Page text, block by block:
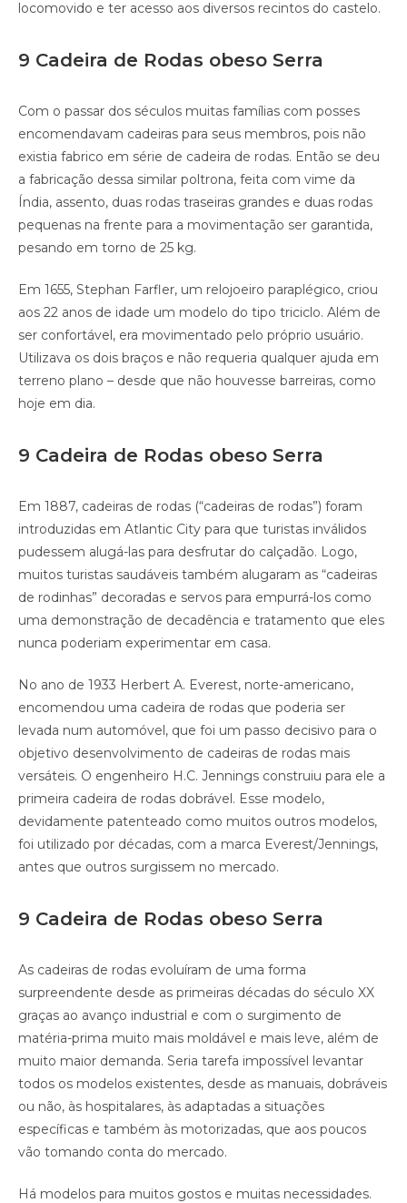
locomovido e ter acesso aos diversos recintos do castelo.
9 Cadeira de Rodas obeso Serra
Com o passar dos séculos muitas famílias com posses
encomendavam cadeiras para seus membros, pois não
existia fabrico em série de cadeira de rodas. Então se deu
a fabricação dessa similar poltrona, feita com vime da
Índia, assento, duas rodas traseiras grandes e duas rodas
pequenas na frente para a movimentação ser garantida,
pesando em torno de 25 kg.
Em 1655, Stephan Farfler, um relojoeiro paraplégico, criou
aos 22 anos de idade um modelo do tipo triciclo. Além de
ser confortável, era movimentado pelo próprio usuário.
Utilizava os dois braços e não requeria qualquer ajuda em
terreno plano – desde que não houvesse barreiras, como
hoje em dia.
9 Cadeira de Rodas obeso Serra
Em 1887, cadeiras de rodas (“cadeiras de rodas”) foram
introduzidas em Atlantic City para que turistas inválidos
pudessem alugá-las para desfrutar do calçadão. Logo,
muitos turistas saudáveis também alugaram as “cadeiras
de rodinhas” decoradas e servos para empurrá-los como
uma demonstração de decadência e tratamento que eles
nunca poderiam experimentar em casa.
No ano de 1933 Herbert A. Everest, norte-americano,
encomendou uma cadeira de rodas que poderia ser
levada num automóvel, que foi um passo decisivo para o
objetivo desenvolvimento de cadeiras de rodas mais
versáteis. O engenheiro H.C. Jennings construiu para ele a
primeira cadeira de rodas dobrável. Esse modelo,
devidamente patenteado como muitos outros modelos,
foi utilizado por décadas, com a marca Everest/Jennings,
antes que outros surgissem no mercado.
9 Cadeira de Rodas obeso Serra
As cadeiras de rodas evoluíram de uma forma
surpreendente desde as primeiras décadas do século XX
graças ao avanço industrial e com o surgimento de
matéria-prima muito mais moldável e mais leve, além de
muito maior demanda. Seria tarefa impossível levantar
todos os modelos existentes, desde as manuais, dobráveis
ou não, às hospitalares, às adaptadas a situações
específicas e também às motorizadas, que aos poucos
vão tomando conta do mercado.
Há modelos para muitos gostos e muitas necessidades.